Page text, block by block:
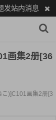
发站内消息
画集2册[36
こ)]C101画集2册[3